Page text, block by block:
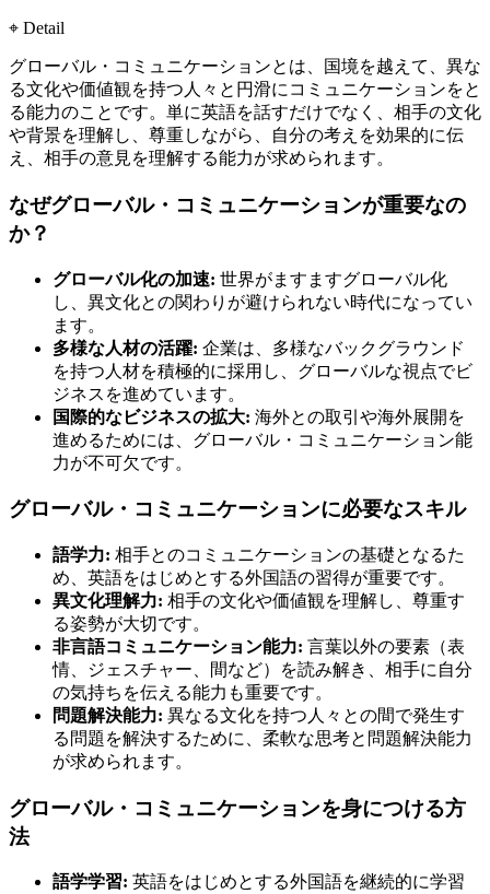
⌖ Detail
グローバル・コミュニケーションとは、国境を越えて、異な
る文化や価値観を持つ人々と円滑にコミュニケーションをと
る能力のことです。単に英語を話すだけでなく、相手の文化
や背景を理解し、尊重しながら、自分の考えを効果的に伝
え、相手の意見を理解する能力が求められます。
なぜグローバル・コミュニケーションが重要なの
か？
グローバル化の加速: 世界がますますグローバル化
し、異文化との関わりが避けられない時代になってい
ます。
多様な人材の活躍: 企業は、多様なバックグラウンド
を持つ人材を積極的に採用し、グローバルな視点でビ
ジネスを進めています。
国際的なビジネスの拡大: 海外との取引や海外展開を
進めるためには、グローバル・コミュニケーション能
力が不可欠です。
グローバル・コミュニケーションに必要なスキル
語学力: 相手とのコミュニケーションの基礎となるた
め、英語をはじめとする外国語の習得が重要です。
異文化理解力: 相手の文化や価値観を理解し、尊重す
る姿勢が大切です。
非言語コミュニケーション能力: 言葉以外の要素（表
情、ジェスチャー、間など）を読み解き、相手に自分
の気持ちを伝える能力も重要です。
問題解決能力: 異なる文化を持つ人々との間で発生す
る問題を解決するために、柔軟な思考と問題解決能力
が求められます。
グローバル・コミュニケーションを身につける方
法
語学学習: 英語をはじめとする外国語を継続的に学習